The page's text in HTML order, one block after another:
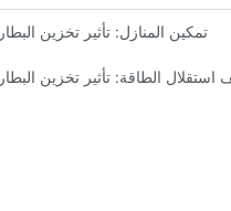
تمكين المنازل: تأثير تخزين
استقلال الطاقة: تأثير تخزين